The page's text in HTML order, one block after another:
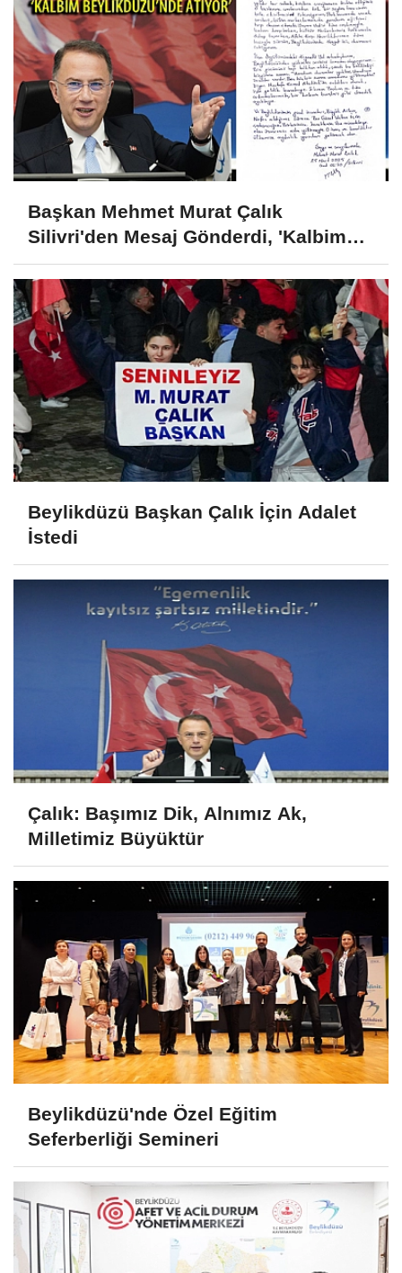
Başkan Mehmet Murat Çalık
Silivri'den Mesaj Gönderdi, 'Kalbim
Beylikdüzü'nde Atıyor'
Beylikdüzü Başkan Çalık İçin Adalet
İstedi
Çalık: Başımız Dik, Alnımız Ak,
Milletimiz Büyüktür
Beylikdüzü'nde Özel Eğitim
Seferberliği Semineri